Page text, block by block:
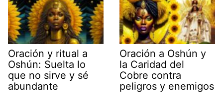
Oración y ritual a
Oshún: Suelta lo
que no sirve y sé
abundante
Oración a Oshún y
la Caridad del
Cobre contra
peligros y enemigos